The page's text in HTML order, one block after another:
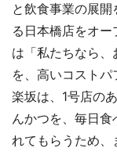
と飲食事業の展
る日本橋店をオ
は「私たちなら
を、高いコスト
楽坂は、1号店の
んかつを、毎日
れてもらうため、